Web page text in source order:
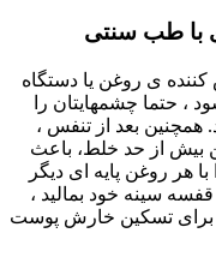
با طب سنتی
ی روغن یا دستگاه
، حتما چشمهایتان را
همچنین بعد از تنفس ،
بیش از حد خلط، باعث
هر روغن پایه ای دیگر
سینه خود بمالید ،
برای تسکین خارش پوست